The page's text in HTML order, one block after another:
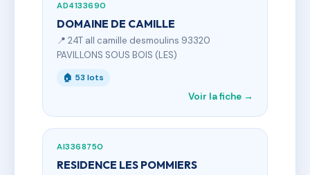
AD4133690
DOMAINE DE CAMILLE
📍 24T all camille desmoulins 93320
PAVILLONS SOUS BOIS (LES)
🏠 53 lots
Voir la fiche →
AI3368750
RESIDENCE LES POMMIERS